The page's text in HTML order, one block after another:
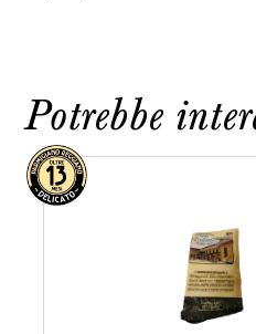
Potrebbe